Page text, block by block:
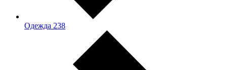
Одежда 238